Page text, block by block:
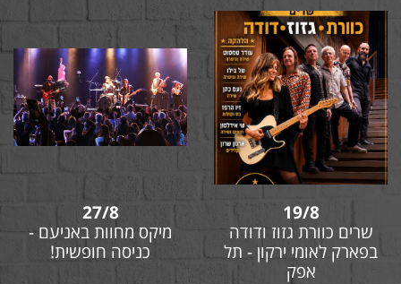
19/8
שרים כוורת גזוז ודודה
בפארק לאומי ירקון - תל
אפק
27/8
מיקס מחוות באניעם -
כניסה חופשית!